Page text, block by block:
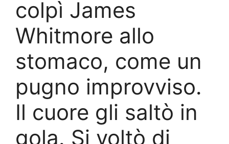
colpì James
Whitmore allo
stomaco, come un
pugno improvviso.
Il cuore gli saltò in
gola. Si voltò di